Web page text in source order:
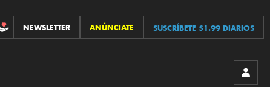
CONTRIBUCIONES
NEWSLETTER ANÚNCIATE SUSCRÍBETE $1.99 DIARIOS